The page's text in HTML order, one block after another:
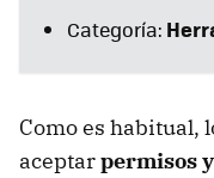
Categoría:
Como es habitual,
aceptarpermisos